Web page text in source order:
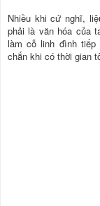
Nhiều khi cứ nghĩ,
phải là văn hóa của
làm cỗ linh đình tiếp
chắn khi có thời gian